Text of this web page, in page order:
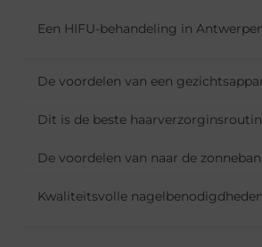
Een HIFU-behandeling in
De voordelen van een
Dit is de beste
De voordelen van naar de
Kwaliteitsvolle